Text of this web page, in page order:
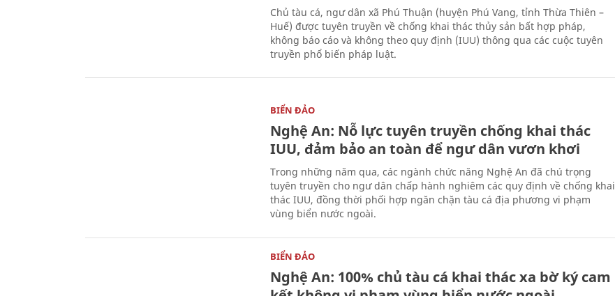
Chủ tàu cá, ngư dân xã Phú Thuận (huyện Phú Vang, tỉnh Thừa Thiên –
Huế) được tuyên truyền về chống khai thác thủy sản bất hợp pháp,
không báo cáo và không theo quy định (IUU) thông qua các cuộc tuyên
truyền phổ biến pháp luật.
BIỂN ĐẢO
Nghệ An: Nỗ lực tuyên truyền chống khai thác
IUU, đảm bảo an toàn để ngư dân vươn khơi
Trong những năm qua, các ngành chức năng Nghệ An đã chú trọng
tuyên truyền cho ngư dân chấp hành nghiêm các quy định về chống khai
thác IUU, đồng thời phối hợp ngăn chặn tàu cá địa phương vi phạm
vùng biển nước ngoài.
BIỂN ĐẢO
Nghệ An: 100% chủ tàu cá khai thác xa bờ ký cam